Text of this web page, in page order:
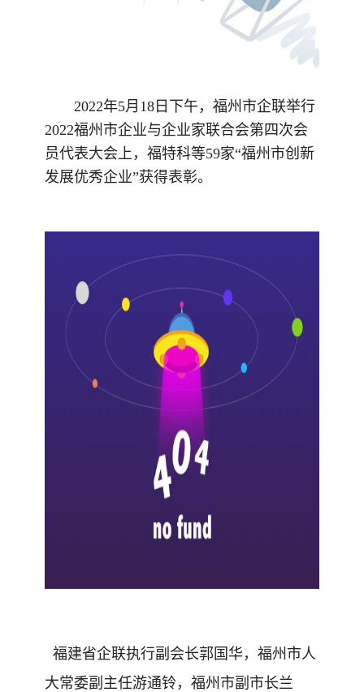
2022年5月 18日下午，福州市企联举行
2022福州市企业与企业家联合会第四次会
员代表大会上， 福特科等59家“福州市创新
发展优秀企业”获得表彰。
福建省企联执行副会长郭国华 ， 福州 市人
大常委副主任游通铃，福州市副市长兰